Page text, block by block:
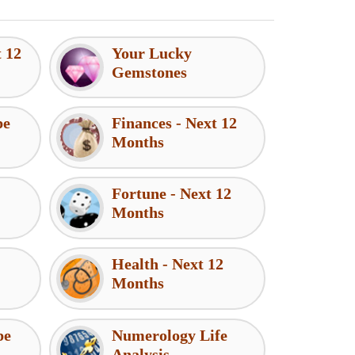
12
Your Lucky
Gemstones
Finances - Next 12
Months
Fortune - Next 12
Months
Health - Next 12
Months
Numerology Life